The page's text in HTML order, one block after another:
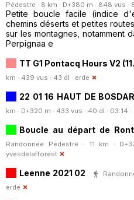
Pédestre · 8 km · D+380 m · 848 vus ·
Petite boucle facile (indice
chemins déserts et petites
sur les montagnes, notamment
Perpignaa e
TT G1 Pontacq Hours V2
km · 439 vus · 43 dl · erde
22 01 16 HAUT DE
km · D+320 m · 433 vus · 40 dl · 03:14 ·
Boucle au départ de
Randonnée Pédestre · 11 km ·
yvesdelafforest
Leenne 2021 02
erde